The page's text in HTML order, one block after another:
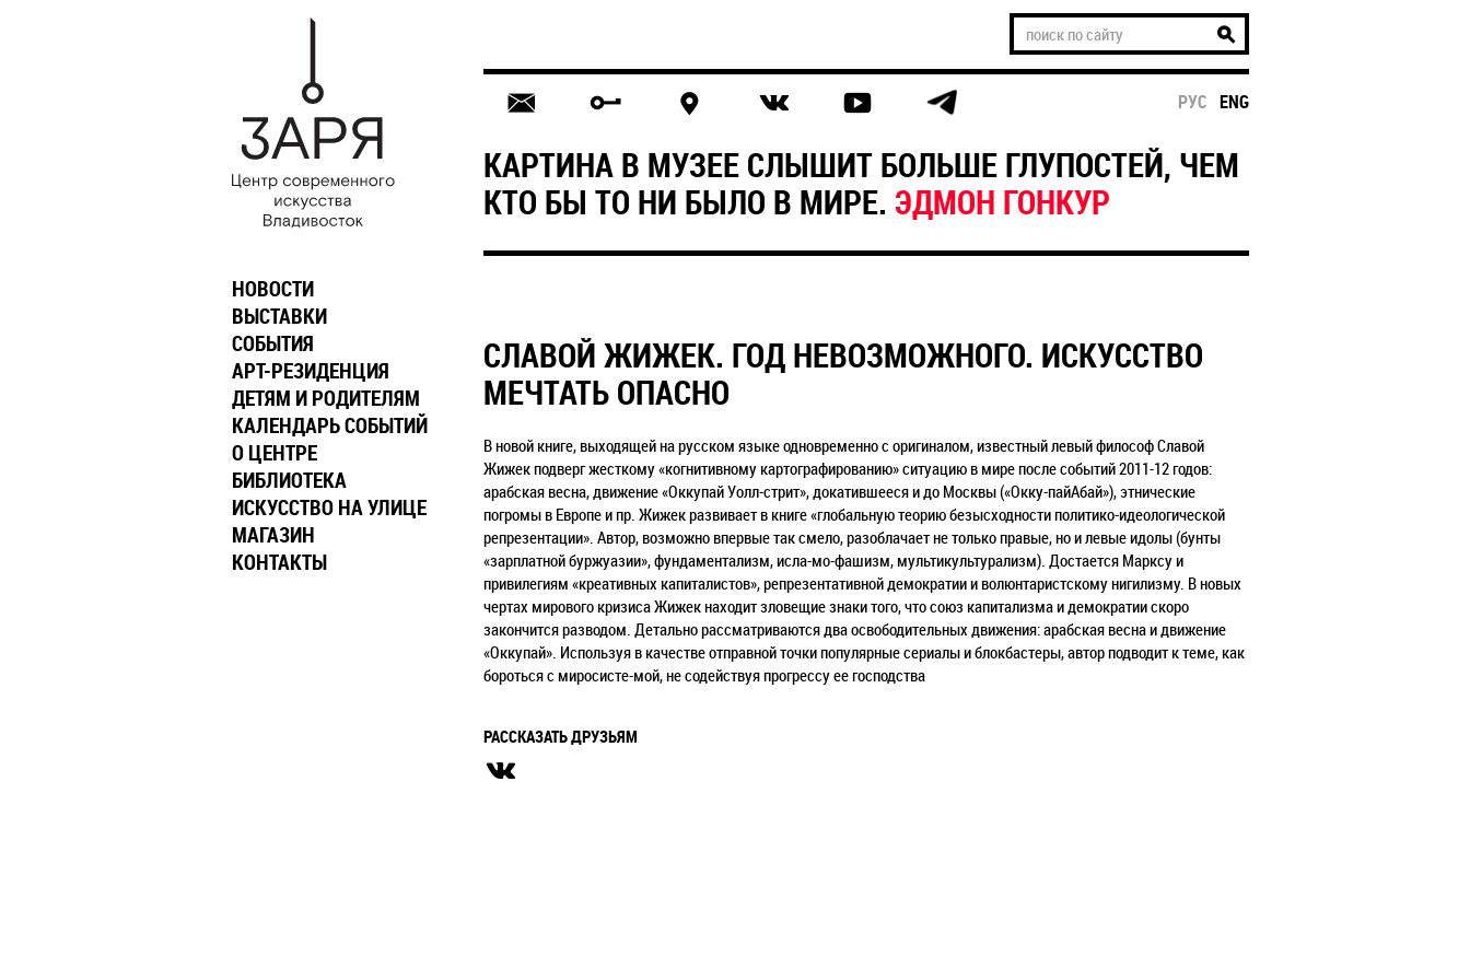
РУС ENG
КАРТИНА В МУЗЕЕ СЛЫШИТ БОЛЬШЕ ГЛУПОСТЕЙ, ЧЕМ
КТО БЫ ТО НИ БЫЛО В МИРЕ. ЭДМОН ГОНКУР
СЛАВОЙ ЖИЖЕК. ГОД НЕВОЗМОЖНОГО. ИСКУССТВО
МЕЧТАТЬ ОПАСНО
В новой книге, выходящей на русском языке одновременно с оригиналом, известный левый философ Славой
Жижек подверг жесткому «когнитивному картографированию» ситуацию в мире после событий 2011-12 годов:
арабская весна, движение «Оккупай Уолл-стрит», докатившееся и до Москвы («Окку-пайАбай»), этнические
погромы в Европе и пр. Жижек развивает в книге «глобальную теорию безысходности политико-идеологической
репрезентации». Автор, возможно впервые так смело, разоблачает не только правые, но и левые идолы (бунты
«зарплатной буржуазии», фундаментализм, исла-мо-фашизм, мультикультурализм). Достается Марксу и
привилегиям «креативных капиталистов», репрезентативной демократии и волюнтаристскому нигилизму. В новых
чертах мирового кризиса Жижек находит зловещие знаки того, что союз капитализма и демократии скоро
закончится разводом. Детально рассматриваются два освободительных движения: арабская весна и движение
«Оккупай». Используя в качестве отправной точки популярные сериалы и блокбастеры, автор подводит к теме, как
бороться с миросисте-мой, не содействуя прогрессу ее господства
РАССКАЗАТЬ ДРУЗЬЯМ
НОВОСТИ
ВЫСТАВКИ
СОБЫТИЯ
АРТ-РЕЗИДЕНЦИЯ
ДЕТЯМ И РОДИТЕЛЯМ
КАЛЕНДАРЬ СОБЫТИЙ
О ЦЕНТРЕ
БИБЛИОТЕКА
ИСКУССТВО НА УЛИЦЕ
МАГАЗИН
КОНТАКТЫ